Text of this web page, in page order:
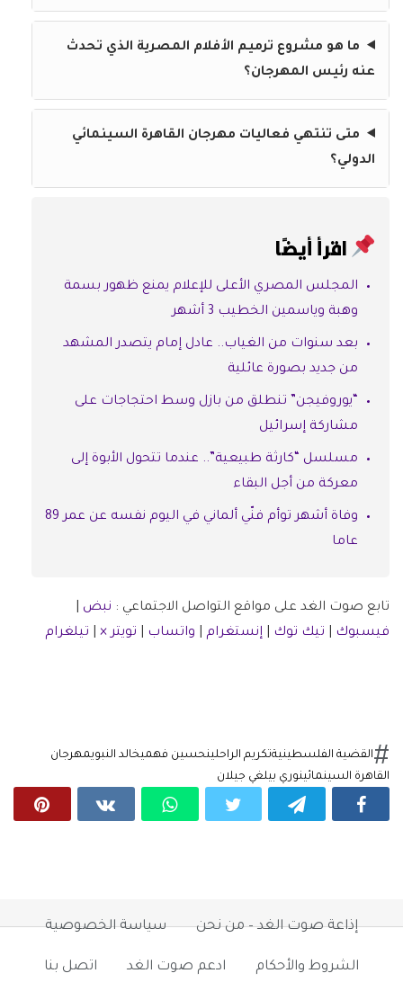
ما هو مشروع ترميم الأفلام المصرية الذي تحدث
عنه رئيس المهرجان؟
متى تنتهي فعاليات مهرجان القاهرة السينمائي
الدولي؟
اقرأ أيضًا
المجلس المصري الأعلى للإعلام يمنع ظهور بسمة
وهبة وياسمين الخطيب 3 أشهر
بعد سنوات من الغياب.. عادل إمام يتصدر المشهد
من جديد بصورة عائلية
“يوروفيجن” تنطلق من بازل وسط احتجاجات على
مشاركة إسرائيل
مسلسل “كارثة طبيعية”.. عندما تتحول الأبوة إلى
معركة من أجل البقاء
وفاة أشهر توأم فنّي ألماني في اليوم نفسه عن عمر 89
عاما
تابع صوت الغد على مواقع التواصل الاجتماعي : نبض
فيسبوك
تيك توك إنستغرام واتساب تويتر × تيلغرام
القضية الفلسطينيةتكريم الراحلينحسين فهميخالد النبويمهرجان
القاهرة السينمائينوري بيلغي جيلان
إذاعة صوت الغد – من نحن سياسة الخصوصية
الشروط والأحكام ادعم صوت الغد اتصل بنا